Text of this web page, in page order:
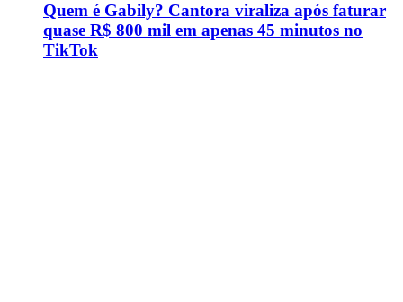
Quem é Gabily? Cantora viraliza após faturar
quase R$ 800 mil em apenas 45 minutos no
TikTok